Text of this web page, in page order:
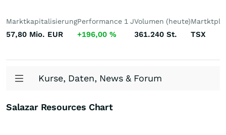
Marktkapitalisierung
57,80 Mio. EUR
Performance 1 J
+196,00 %
Volumen (heute)
361.240 St. TSX
Kurse, Daten, News & Forum
Salazar Resources Chart